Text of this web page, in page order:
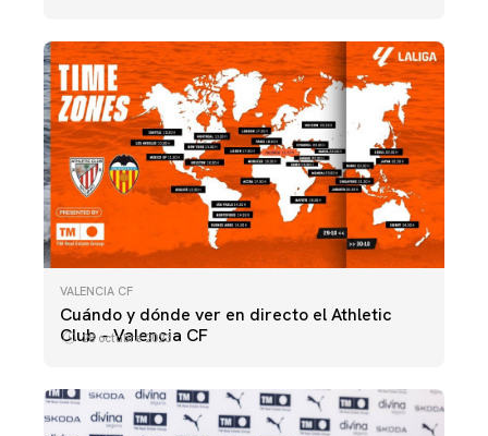
VALENCIA CF
Cuándo y dónde ver en directo el Athletic
Club – Valencia CF
28 octubre 2023